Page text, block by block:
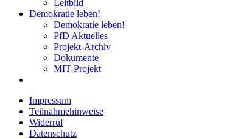
Leitbild
Demokratie leben!
Demokratie leben!
PfD Aktuelles
Projekt-Archiv
Dokumente
MIT-Projekt
Impressum
Teilnahmehinweise
Widerruf
Datenschutz